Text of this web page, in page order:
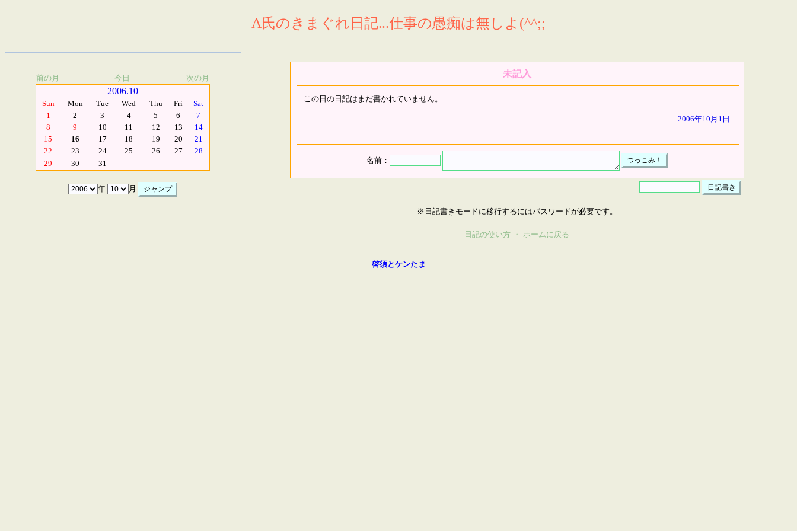
A氏のきまぐれ日記...仕事の愚痴は無しよ(^^;;
前の月 今日 次の月
2006.10
Sun Mon Tue Wed Thu Fri
Sat
1
2 3 4 5 6
7
8
9 10 11 12 13
14
15
16 17 18 19 20
21
22
23 24 25 26 27
28
29
30 31
年 月
未記入
この日の日記はまだ書かれていません。
2006年10月1日
名前：
※日記書きモードに移行するにはパスワードが必要です。
日記の使い方 ・ ホームに戻る
啓須とケンたま